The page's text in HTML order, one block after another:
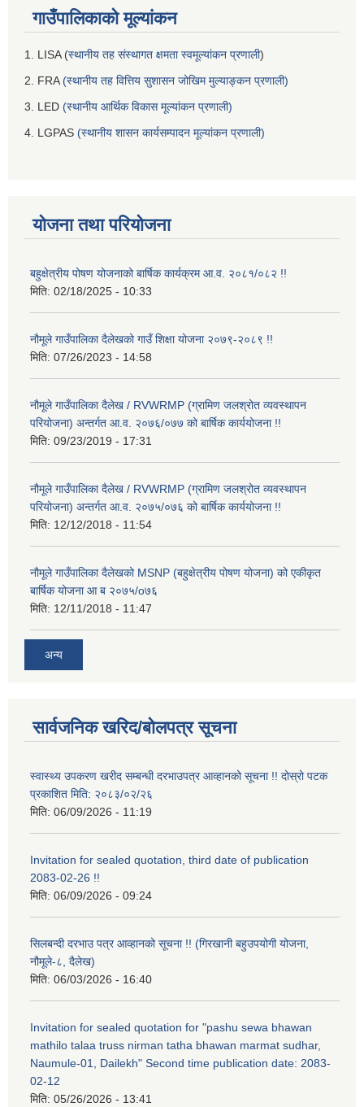
गाउँपालिकाको मूल्यांकन
1. LISA (स्थानीय तह संस्थागत क्षमता स्वमूल्यांकन प्रणाली)
2. FRA(स्थानीय तह वित्तिय सुशासन जोखिम मुल्याङ्कन प्रणाली)
3. LED (स्थानीय आर्थिक विकास मूल्यांकन प्रणाली)
4. LGPAS (स्थानीय शासन कार्यसम्पादन मूल्यांकन प्रणाली)
योजना तथा परियोजना
बहुक्षेत्रीय पोषण योजनाको बार्षिक कार्यक्रम आ.व. २०८१/०८२ !!
मिति: 02/18/2025 - 10:33
नौमूले गाउँपालिका दैलेखको गाउँ शिक्षा योजना २०७९-२०८९ !!
मिति: 07/26/2023 - 14:58
नौमूले गाउँपालिका दैलेख / RVWRMP (ग्रामिण जलश्रोत व्यवस्थापन
परियोजना) अन्तर्गत आ.व. २०७६/०७७ को बार्षिक कार्ययोजना !!
मिति: 09/23/2019 - 17:31
नौमूले गाउँपालिका दैलेख / RVWRMP (ग्रामिण जलश्रोत व्यवस्थापन
परियोजना) अन्तर्गत आ.व. २०७५/०७६ को बार्षिक कार्ययोजना !!
मिति: 12/12/2018 - 11:54
नौमूले गाउँपालिका दैलेखको MSNP (बहुक्षेत्रीय पोषण योजना) को एकीकृत
बार्षिक योजना आ ब २०७५/o७६
मिति: 12/11/2018 - 11:47
अन्य
सार्वजनिक खरिद/बोलपत्र सूचना
स्वास्थ्य उपकरण खरीद सम्बन्धी दरभाउपत्र आव्हानको सूचना !! दोस्रो पटक
प्रकाशित मिति: २०८३/०२/२६
मिति: 06/09/2026 - 11:19
Invitation for sealed quotation, third date of publication
2083-02-26 !!
मिति: 06/09/2026 - 09:24
सिलबन्दी दरभाउ पत्र आव्हानको सूचना !! (गिरखानी बहुउपयोगी योजना,
नौमूले-८, दैलेख)
मिति: 06/03/2026 - 16:40
Invitation for sealed quotation for "pashu sewa bhawan
mathilo talaa truss nirman tatha bhawan marmat sudhar,
Naumule-01, Dailekh" Second time publication date: 2083-
02-12
मिति: 05/26/2026 - 13:41